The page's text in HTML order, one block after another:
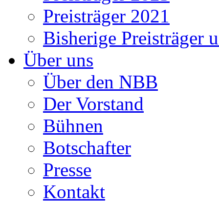
Preisträger 2021
Bisherige Preisträger
Über uns
Über den NBB
Der Vorstand
Bühnen
Botschafter
Presse
Kontakt